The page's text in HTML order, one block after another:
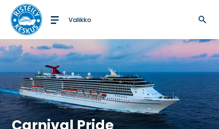
Etusivulle
Valikko